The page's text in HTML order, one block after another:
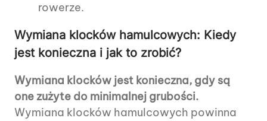
rowerze.
Wymiana klocków hamulcowych: Kiedy
jest konieczna i jak to zrobić?
Wymiana klocków jest konieczna, gdy są
one zużyte do minimalnej grubości.
Wymiana klocków hamulcowych powinna